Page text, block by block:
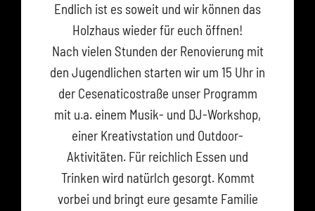
Endlich ist es soweit und wir können das
Holzhaus wieder für euch öffnen!
Nach vielen Stunden der Renovierung mit
den Jugendlichen starten wir um 15 Uhr in
der Cesenaticostraße unser Programm
mit u.a. einem Musik- und DJ-Workshop,
einer Kreativstation und Outdoor-
Aktivitäten. Für reichlich Essen und
Trinken wird natürlch gesorgt. Kommt
vorbei und bringt eure gesamte Familie